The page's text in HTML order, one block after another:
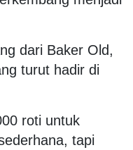
dari Baker Old,
turut hadir di
roti untuk
tapi